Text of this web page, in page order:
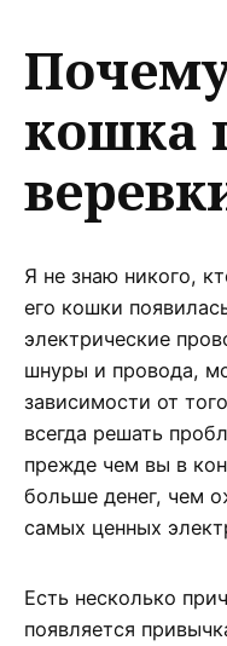
кошка
Я не знаю никого,
его кошки
электрические
шнуры и провода,
зависимости от
всегда решать
прежде чем вы в
больше денег, чем
самых ценных
Есть несколько
появляется